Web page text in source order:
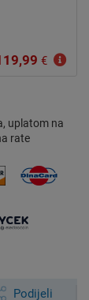
€
uplatom na
rate
Podijeli